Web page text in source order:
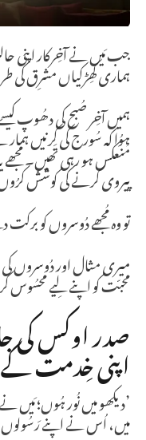
جب مَیں نے آخِرکار اپنی
ہماری کھِڑکیاں مشرِق
ہمیں آخِر صُبح کی دھُوپ
ہوُا کہ سُورج کی کِرنیں
مُنعکس ہو رہی تھیں۔ مُجھے
پیروی کرنے کی کوشش
تو وہ مُجھے دُوسروں کو
میری مثال اور دُوسروں
محبّت کو اپنے لِیے
صدر اوکس
اپنی خِدمت کے
’دیکھو میں نُور ہُوں؛
میں، اُس نے اپنے رَسُولوں